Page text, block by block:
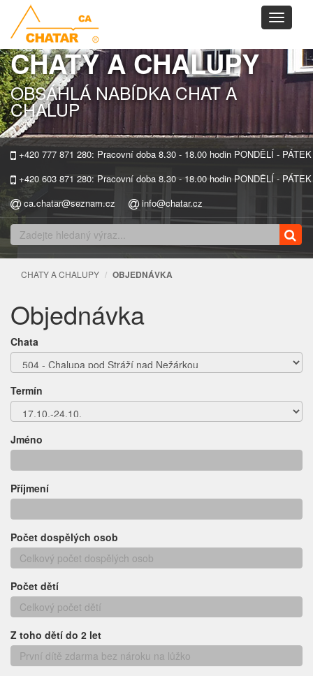
Toggle
CHATY A CHALUPY
OBSÁHLÁ NABÍDKA CHAT A
CHALUP
+420 777 871 280: Pracovní doba 8.30 - 18.00 hodin PONDĚLÍ - PÁTEK
+420 603 871 280: Pracovní doba 8.30 - 18.00 hodin PONDĚLÍ - PÁTEK
ca.chatar@seznam.cz
info@chatar.cz
CHATY A CHALUPY OBJEDNÁVKA
Objednávka
Chata
Termín
Jméno
Příjmení
Počet dospělých osob
Počet dětí
Z toho dětí do 2 let